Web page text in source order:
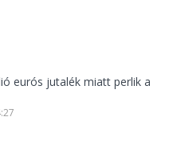
eurós jutalék miatt perlik a